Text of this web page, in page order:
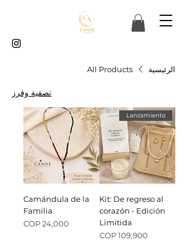
الرئيسية All Products
تصفية وفرز
Lanzamiento
Kit: De regreso al
corazón - Edición
Limitida
السعر
Camándula de la
Familia
السعر